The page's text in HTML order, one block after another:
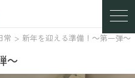
常 新年を迎える準備！～第一弾～
～